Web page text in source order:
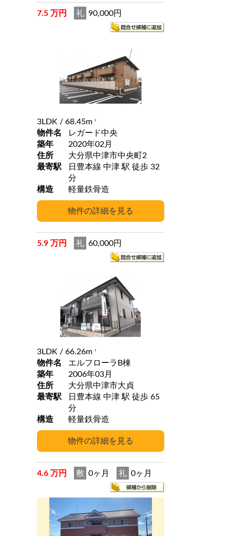
7.5 万円 礼 90,000円
3LDK / 68.45m 2
物件名
レガード中央
築年
2020年02月
住所
大分県中津市中央町2
最寄駅
日豊本線 中津 駅 徒歩 32
分
構造
軽量鉄骨造
5.9 万円 礼 60,000円
3LDK / 66.26m 2
物件名
エルフローラB棟
築年
2006年03月
住所
大分県中津市大貞
最寄駅
日豊本線 中津 駅 徒歩 65
分
構造
軽量鉄骨造
4.6 万円 敷 0ヶ月 礼 0ヶ月